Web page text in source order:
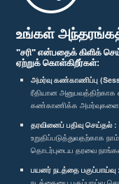
உங்கள்
"சரி" என்பதைக் கிளிக்
ஏற்றுக் கொள்கிறீர்கள்:
அமர்வு கண்காணிப்பு
ரீதியான
கண்காணிக்க
தரவினைப் பதிவு செய்தல் :
உறுதிப்படுத்துவதற்காக
தொடர்புடைய தரவை
பயனர் நடத்தை பகுப்பாய்வு :
பாராளுமன்ற கையடக்க செயலி
எம்மை பின்தொடர்க :
விருதுகள்
தனியுரிமைக் கொள்கை